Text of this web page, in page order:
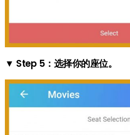
▼ Step 5：选择你的座位。